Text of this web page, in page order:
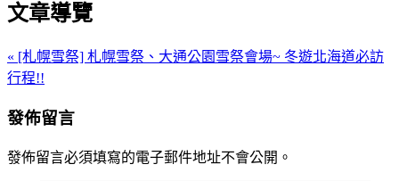
文章導覽
« [札幌雪祭] 札幌雪祭、大通公園雪祭會場~ 冬遊北海道必訪
行程!!
發佈留言
發佈留言必須填寫的電子郵件地址不會公開。